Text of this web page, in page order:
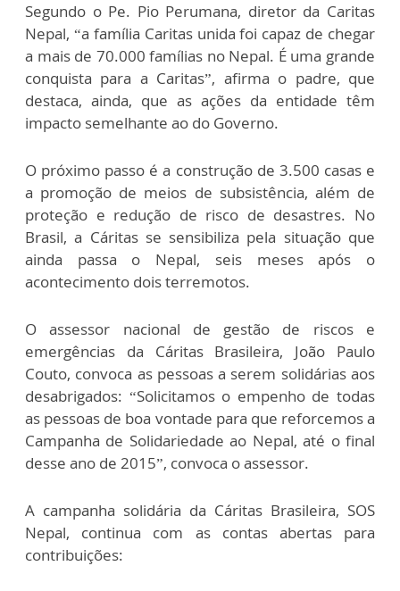
Segundo o Pe. Pio Perumana, diretor da Caritas
Nepal, “a família Caritas unida foi capaz de chegar
a mais de 70.000 famílias no Nepal. É uma grande
conquista para a Caritas”, afirma o padre, que
destaca, ainda, que as ações da entidade têm
impacto semelhante ao do Governo.
O próximo passo é a construção de 3.500 casas e
a promoção de meios de subsistência, além de
proteção e redução de risco de desastres. No
Brasil, a Cáritas se sensibiliza pela situação que
ainda passa o Nepal, seis meses após o
acontecimento dois terremotos.
O assessor nacional de gestão de riscos e
emergências da Cáritas Brasileira, João Paulo
Couto, convoca as pessoas a serem solidárias aos
desabrigados: “Solicitamos o empenho de todas
as pessoas de boa vontade para que reforcemos a
Campanha de Solidariedade ao Nepal, até o final
desse ano de 2015”, convoca o assessor.
A campanha solidária da Cáritas Brasileira, SOS
Nepal, continua com as contas abertas para
contribuições: